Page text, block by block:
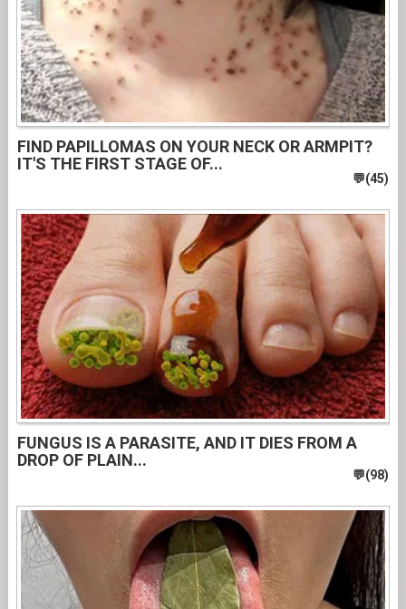
FIND PAPILLOMAS ON YOUR NECK OR ARMPIT?
IT'S THE FIRST STAGE OF...
FUNGUS IS A PARASITE, AND IT DIES FROM A
DROP OF PLAIN...